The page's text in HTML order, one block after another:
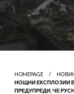
HOMEPAGE
НОЩНИ ЕКСПЛОЗИИ В
ПРЕДУПРЕДИ, ЧЕ